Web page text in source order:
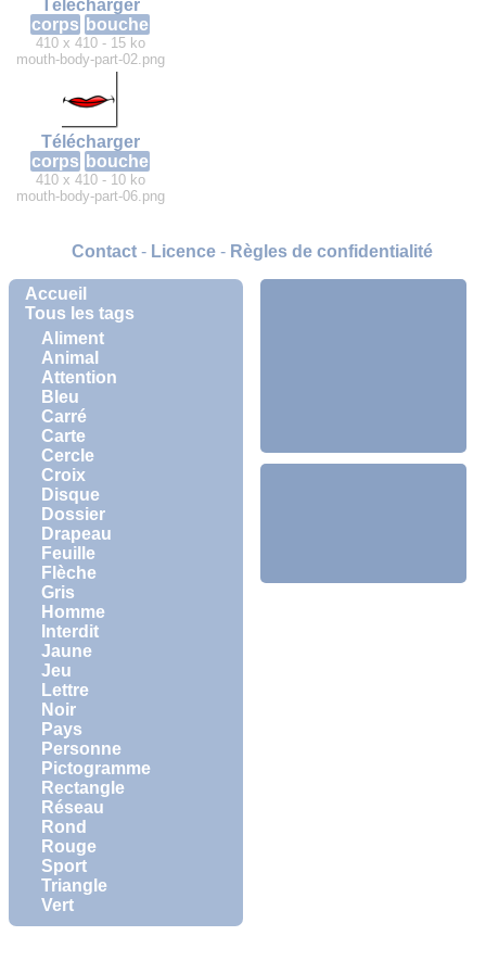
Accueil
Tous les tags
Aliment
Animal
Attention
Bleu
Carré
Carte
Cercle
Croix
Disque
Dossier
Drapeau
Feuille
Flèche
Gris
Homme
Interdit
Jaune
Jeu
Lettre
Noir
Pays
Personne
Pictogramme
Rectangle
Réseau
Rond
Rouge
Sport
Triangle
Vert
Télécharger
corps bouche
410 x 410 - 15 ko
mouth-body-part-02.png
Télécharger
corps bouche
410 x 410 - 10 ko
mouth-body-part-06.png
Contact- Licence- Règles de confidentialité